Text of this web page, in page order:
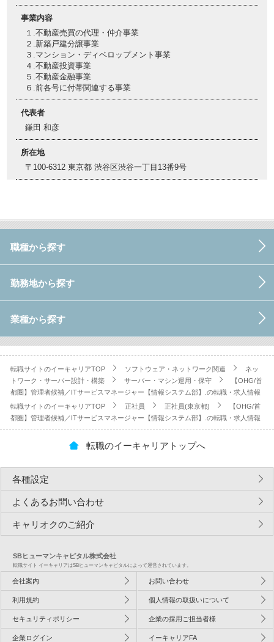
事業内容
１.不動産売買の代理・仲介事業
２.新築戸建分譲事業
３.マンション・ディベロップメント事業
４.不動産投資事業
５.不動産金融事業
６.前各号に付帯関連する事業
代表者
鎌田 和彦
所在地
〒100-6312 東京都 渋谷区渋谷一丁目13番9号
職種から探す
勤務地から探す
業種から探す
転職サイトのイーキャリアTOP ソフトウェア・ネットワーク関連
ネッ
トワーク・サーバー設計・構築
サーバー・マシン運用・保守
【OHG/首
都圏】管理者候補／ITサービスマネージャー【情報システム部】.の転職・求人情報
転職サイトのイーキャリアTOP
正社員 正社員(東京都)
【OHG/首
都圏】管理者候補／ITサービスマネージャー【情報システム部】.の転職・求人情報
転職のイーキャリアトップへ
各種設定
よくあるお問い合わせ
キャリオクのご紹介
SBヒューマンキャピタル株式会社
転職サイト イーキャリアはSBヒューマンキャピタルによって運営されています。
会社案内 お問い合わせ
利用規約 個人情報の取扱いについて
セキュリティポリシー 企業の採用ご担当者様
企業ログイン イーキャリアFA